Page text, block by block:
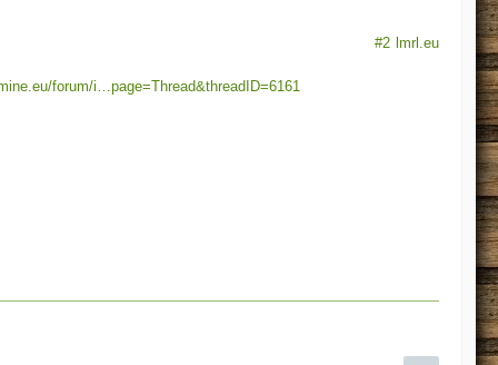
#2 lmrl.eu
forum/i…page=Thread&threadID=6161